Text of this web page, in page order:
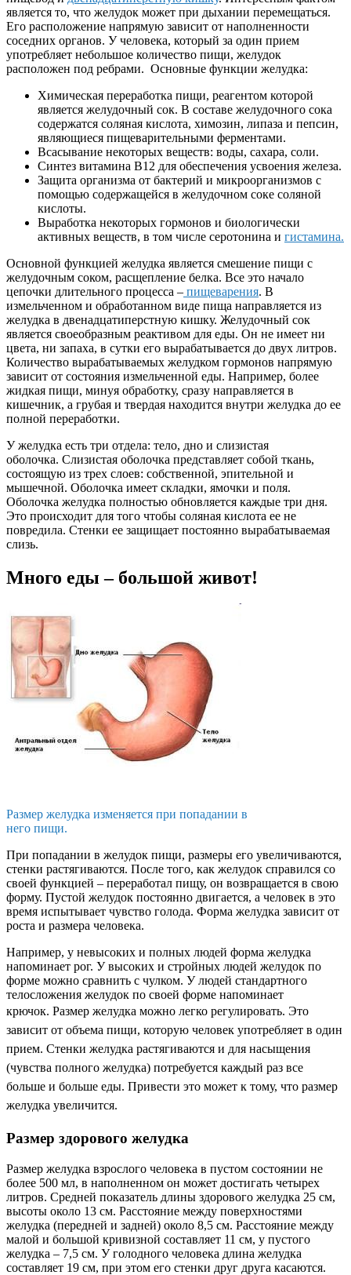
является то, что желудок может при дыхании перемещаться.
Его расположение напрямую зависит от наполненности
соседних органов. У человека, который за один прием
употребляет небольшое количество пищи, желудок
расположен под ребрами. Основные функции желудка:
Химическая переработка пищи, реагентом которой
является желудочный сок. В составе желудочного сока
содержатся соляная кислота, химозин, липаза и пепсин,
являющиеся пищеварительными ферментами.
Всасывание некоторых веществ: воды, сахара, соли.
Синтез витамина В12 для обеспечения усвоения железа.
Защита организма от бактерий и микроорганизмов с
помощью содержащейся в желудочном соке соляной
кислоты.
Выработка некоторых гормонов и биологически
активных веществ, в том числе серотонина и гистамина.
Основной функцией желудка является смешение пищи с
желудочным соком, расщепление белка. Все это начало
цепочки длительного процесса – пищеварения. В
измельченном и обработанном виде пища направляется из
желудка в двенадцатиперстную кишку. Желудочный сок
является своеобразным реактивом для еды. Он не имеет ни
цвета, ни запаха, в сутки его вырабатывается до двух литров.
Количество вырабатываемых желудком гормонов напрямую
зависит от состояния измельченной еды. Например, более
жидкая пищи, минуя обработку, сразу направляется в
кишечник, а грубая и твердая находится внутри желудка до ее
полной переработки.
У желудка есть три отдела: тело, дно и слизистая
оболочка. Слизистая оболочка представляет собой ткань,
состоящую из трех слоев: собственной, эпительной и
мышечной. Оболочка имеет складки, ямочки и поля.
Оболочка желудка полностью обновляется каждые три дня.
Это происходит для того чтобы соляная кислота ее не
повредила. Стенки ее защищает постоянно вырабатываемая
слизь.
Много еды – большой живот!
Размер желудка изменяется при попадании в
него пищи.
При попадании в желудок пищи, размеры его увеличиваются,
стенки растягиваются. После того, как желудок справился со
своей функцией – переработал пищу, он возвращается в свою
форму. Пустой желудок постоянно двигается, а человек в это
время испытывает чувство голода. Форма желудка зависит от
роста и размера человека.
Например, у невысоких и полных людей форма желудка
напоминает рог. У высоких и стройных людей желудок по
форме можно сравнить с чулком. У людей стандартного
телосложения желудок по своей форме напоминает
крючок. Размер желудка можно легко регулировать. Это
зависит от объема пищи, которую человек употребляет в один
прием. Стенки желудка растягиваются и для насыщения
(чувства полного желудка) потребуется каждый раз все
больше и больше еды. Привести это может к тому, что размер
желудка увеличится.
Размер здорового желудка
Размер желудка взрослого человека в пустом состоянии не
более 500 мл, в наполненном он может достигать четырех
литров. Средней показатель длины здорового желудка 25 см,
высоты около 13 см. Расстояние между поверхностями
желудка (передней и задней) около 8,5 см. Расстояние между
малой и большой кривизной составляет 11 см, у пустого
желудка – 7,5 см. У голодного человека длина желудка
составляет 19 см, при этом его стенки друг друга касаются.